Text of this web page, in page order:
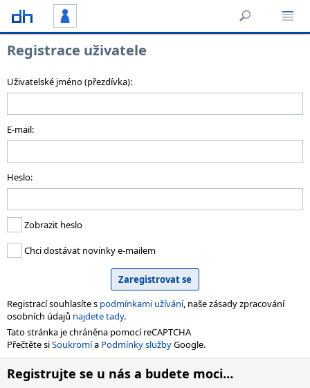
Registrace uživatele
Uživatelské jméno (přezdívka):
E-mail:
Heslo:
Zobrazit heslo
Chci dostávat novinky e-mailem
Registrací souhlasíte s podmínkami užívání, naše zásady zpracování
osobních údajů najdete tady.
Tato stránka je chráněna pomocí reCAPTCHA
Přečtěte siSoukromía Podmínky službyGoogle.
Registrujte se u nás a budete moci…